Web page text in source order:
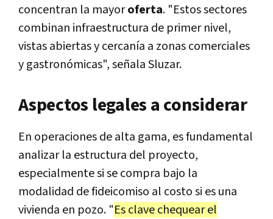
concentran la mayoroferta. "Estos sectores
combinan infraestructura de primer nivel,
vistas abiertas y cercanía a zonas comerciales
y gastronómicas", señala Sluzar.
Aspectos legales a considerar
En operaciones de alta gama, es fundamental
analizar la estructura del proyecto,
especialmente si se compra bajo la
modalidad de fideicomiso al costo si es una
vivienda en pozo. "Es clave chequear el